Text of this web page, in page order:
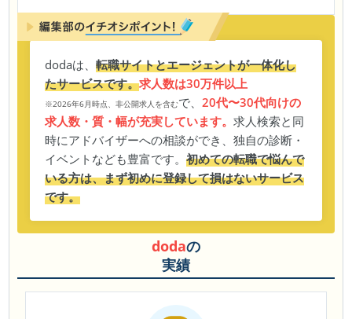
dodaは、転職サイトとエージェントが一体化し
たサービスです。求人数は30万件以上
※2026年6月時点、非公開求人を含むで、20代〜30代向けの
求人数・質・幅が充実しています。求人検索と同
時にアドバイザーへの相談ができ、独自の診断・
イベントなども豊富です。初めての転職で悩んで
いる方は、まず初めに登録して損はないサービス
です。
dodaの
実績